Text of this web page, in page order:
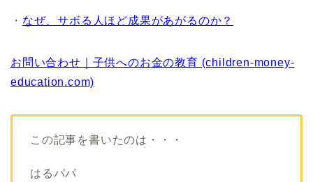
・ なぜ、サボる人ほど成果があがるのか？
お問い合わせ｜子供へのお金の教育 (children-money-
education.com)
この記事を書いたのは・・・
はるパパ